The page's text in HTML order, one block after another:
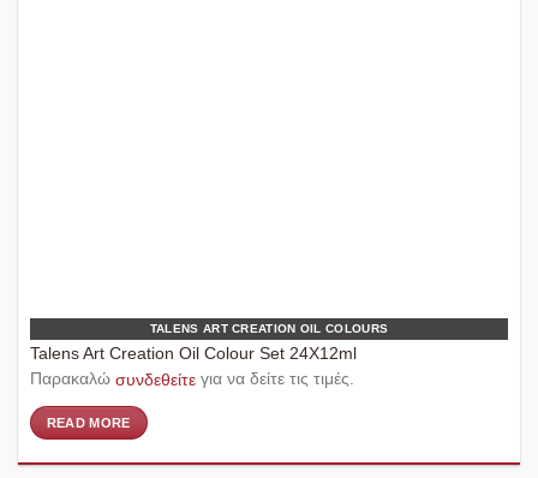
TALENS ART CREATION OIL COLOURS
Talens Art Creation Oil Colour Set 24X12ml
Παρακαλώ συνδεθείτεγια να δείτε τις τιμές.
READ MORE